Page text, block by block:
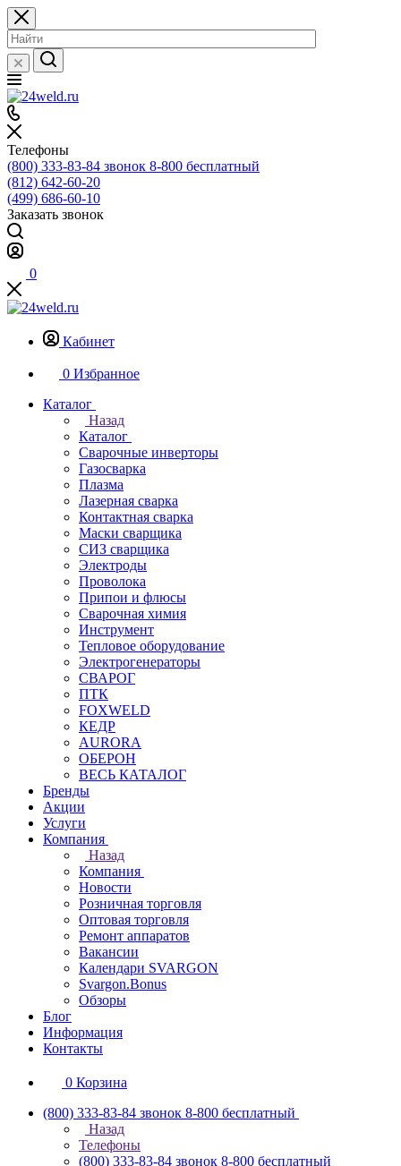
Телефоны
(800) 333-83-84 звонок 8-800 бесплатный
(812) 642-60-20
(499) 686-60-10
Заказать звонок
0
Кабинет
0 Избранное
Каталог
Назад
Каталог
Сварочные инверторы
Газосварка
Плазма
Лазерная сварка
Контактная сварка
Маски сварщика
СИЗ сварщика
Электроды
Проволока
Припои и флюсы
Сварочная химия
Инструмент
Тепловое оборудование
Электрогенераторы
СВАРОГ
ПТК
FOXWELD
КЕДР
AURORA
ОБЕРОН
ВЕСЬ КАТАЛОГ
Бренды
Акции
Услуги
Компания
Назад
Компания
Новости
Розничная торговля
Оптовая торговля
Ремонт аппаратов
Вакансии
Календари SVARGON
Svargon.Bonus
Обзоры
Блог
Информация
Контакты
0 Корзина
(800) 333-83-84 звонок 8-800 бесплатный
Назад
Телефоны
(800) 333-83-84 звонок 8-800 бесплатный